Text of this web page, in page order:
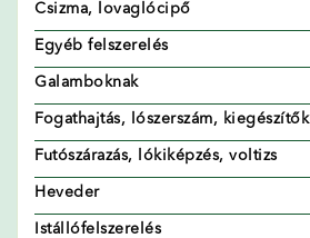
Csizma, lovaglócipő
Egyéb felszerelés
Galamboknak
Fogathajtás, lószerszám, kiegészítők
Futószárazás, lókiképzés, voltizs
Heveder
Istállófelszerelés